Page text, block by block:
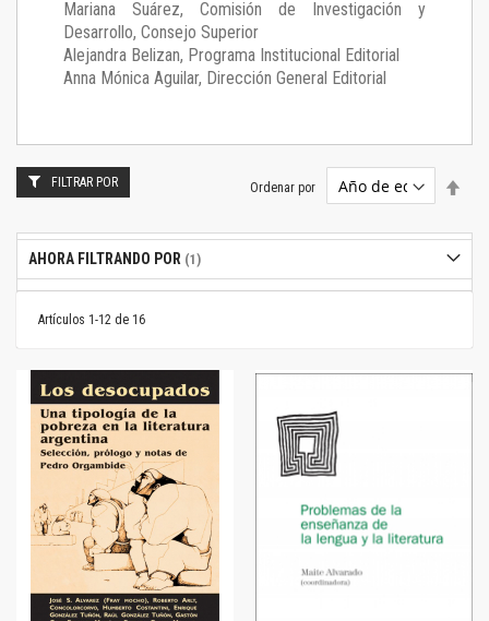
Mariana Suárez, Comisión de Investigación y
Desarrollo, Consejo Superior
Alejandra Belizan, Programa Institucional Editorial
Anna Mónica Aguilar, Dirección General Editorial
Artículos 1-12 de 16
Ordenar por
FILTRAR POR
AHORA FILTRANDO POR